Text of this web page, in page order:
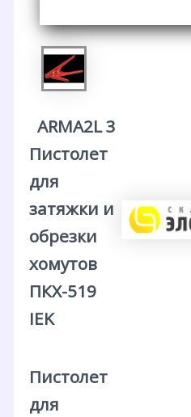
ARMA2L 3
Пистолет
для
затяжки и
обрезки
хомутов
ПКХ-519
IEK
Пистолет
для